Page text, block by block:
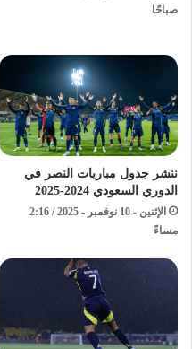
صباحًا
ننشر جدول مباريات النصر في
الدوري السعودي 2024-2025
الإثنين - 10 نوفمبر - 2025 / 2:16
مساءً